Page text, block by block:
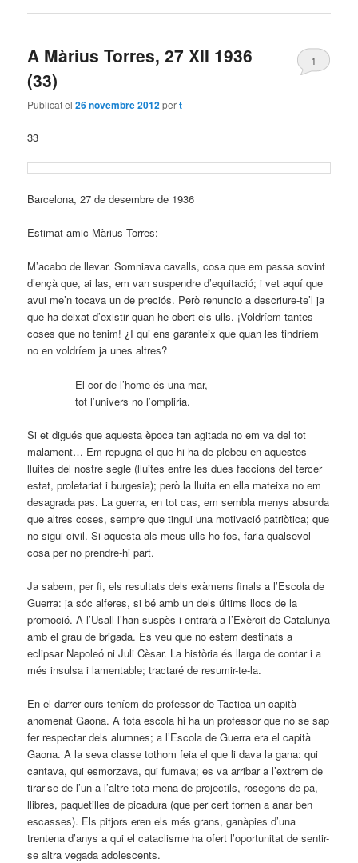
A Màrius Torres, 27 XII 1936
(33)
Publicat el26 novembre 2012pert
1
33
Barcelona, 27 de desembre de 1936
Estimat amic Màrius Torres:
M’acabo de llevar. Somniava cavalls, cosa que em passa sovint
d’ençà que, ai las, em van suspendre d’equitació; i vet aquí que
avui me’n tocava un de preciós. Però renuncio a descriure-te’l ja
que ha deixat d’existir quan he obert els ulls. ¡Voldríem tantes
coses que no tenim! ¿I qui ens garanteix que quan les tindríem
no en voldríem ja unes altres?
El cor de l’home és una mar,
tot l’univers no l’ompliria.
Si et digués que aquesta època tan agitada no em va del tot
malament… Em repugna el que hi ha de plebeu en aquestes
lluites del nostre segle (lluites entre les dues faccions del tercer
estat, proletariat i burgesia); però la lluita en ella mateixa no em
desagrada pas. La guerra, en tot cas, em sembla menys absurda
que altres coses, sempre que tingui una motivació patriòtica; que
no sigui civil. Si aquesta als meus ulls ho fos, faria qualsevol
cosa per no prendre-hi part.
Ja sabem, per fi, els resultats dels exàmens finals a l’Escola de
Guerra: ja sóc alferes, si bé amb un dels últims llocs de la
promoció. A l’Usall l’han suspès i entrarà a l’Exèrcit de Catalunya
amb el grau de brigada. Es veu que no estem destinats a
eclipsar Napoleó ni Juli Cèsar. La història és llarga de contar i a
més insulsa i lamentable; tractaré de resumir-te-la.
En el darrer curs teníem de professor de Tàctica un capità
anomenat Gaona. A tota escola hi ha un professor que no se sap
fer respectar dels alumnes; a l’Escola de Guerra era el capità
Gaona. A la seva classe tothom feia el que li dava la gana: qui
cantava, qui esmorzava, qui fumava; es va arribar a l’extrem de
tirar-se de l’un a l’altre tota mena de projectils, rosegons de pa,
llibres, paquetilles de picadura (que per cert tornen a anar ben
escasses). Els pitjors eren els més grans, ganàpies d’una
trentena d’anys a qui el cataclisme ha ofert l’oportunitat de sentir-
se altra vegada adolescents.